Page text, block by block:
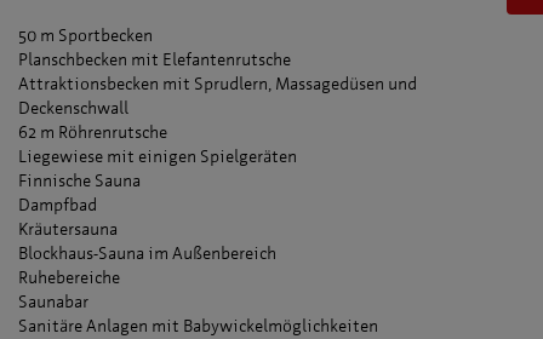
50 m Sportbecken
Planschbecken mit Elefantenrutsche
Attraktionsbecken mit Sprudlern, Massagedüsen und
Deckenschwall
62 m Röhrenrutsche
Liegewiese mit einigen Spielgeräten
Finnische Sauna
Dampfbad
Kräutersauna
Blockhaus-Sauna im Außenbereich
Ruhebereiche
Saunabar
Sanitäre Anlagen mit Babywickelmöglichkeiten